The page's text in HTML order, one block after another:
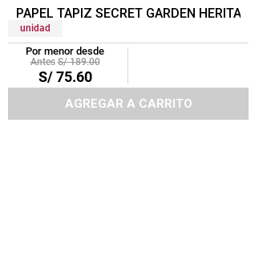
0.52X10 MTS CHARCOAL
PAPEL TAPIZ SECRET GARDEN HERITAGE
unidad
Por menor desde
S/ 189.00
S/ 75.60
AGREGAR A CARRITO